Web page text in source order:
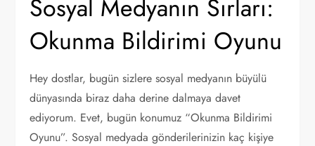
Sosyal Medyanın Sırları:
Okunma Bildirimi Oyunu
Hey dostlar, bugün sizlere sosyal medyanın büyülü
dünyasında biraz daha derine dalmaya davet
ediyorum. Evet, bugün konumuz “Okunma Bildirimi
Oyunu”. Sosyal medyada gönderilerinizin kaç kişiye